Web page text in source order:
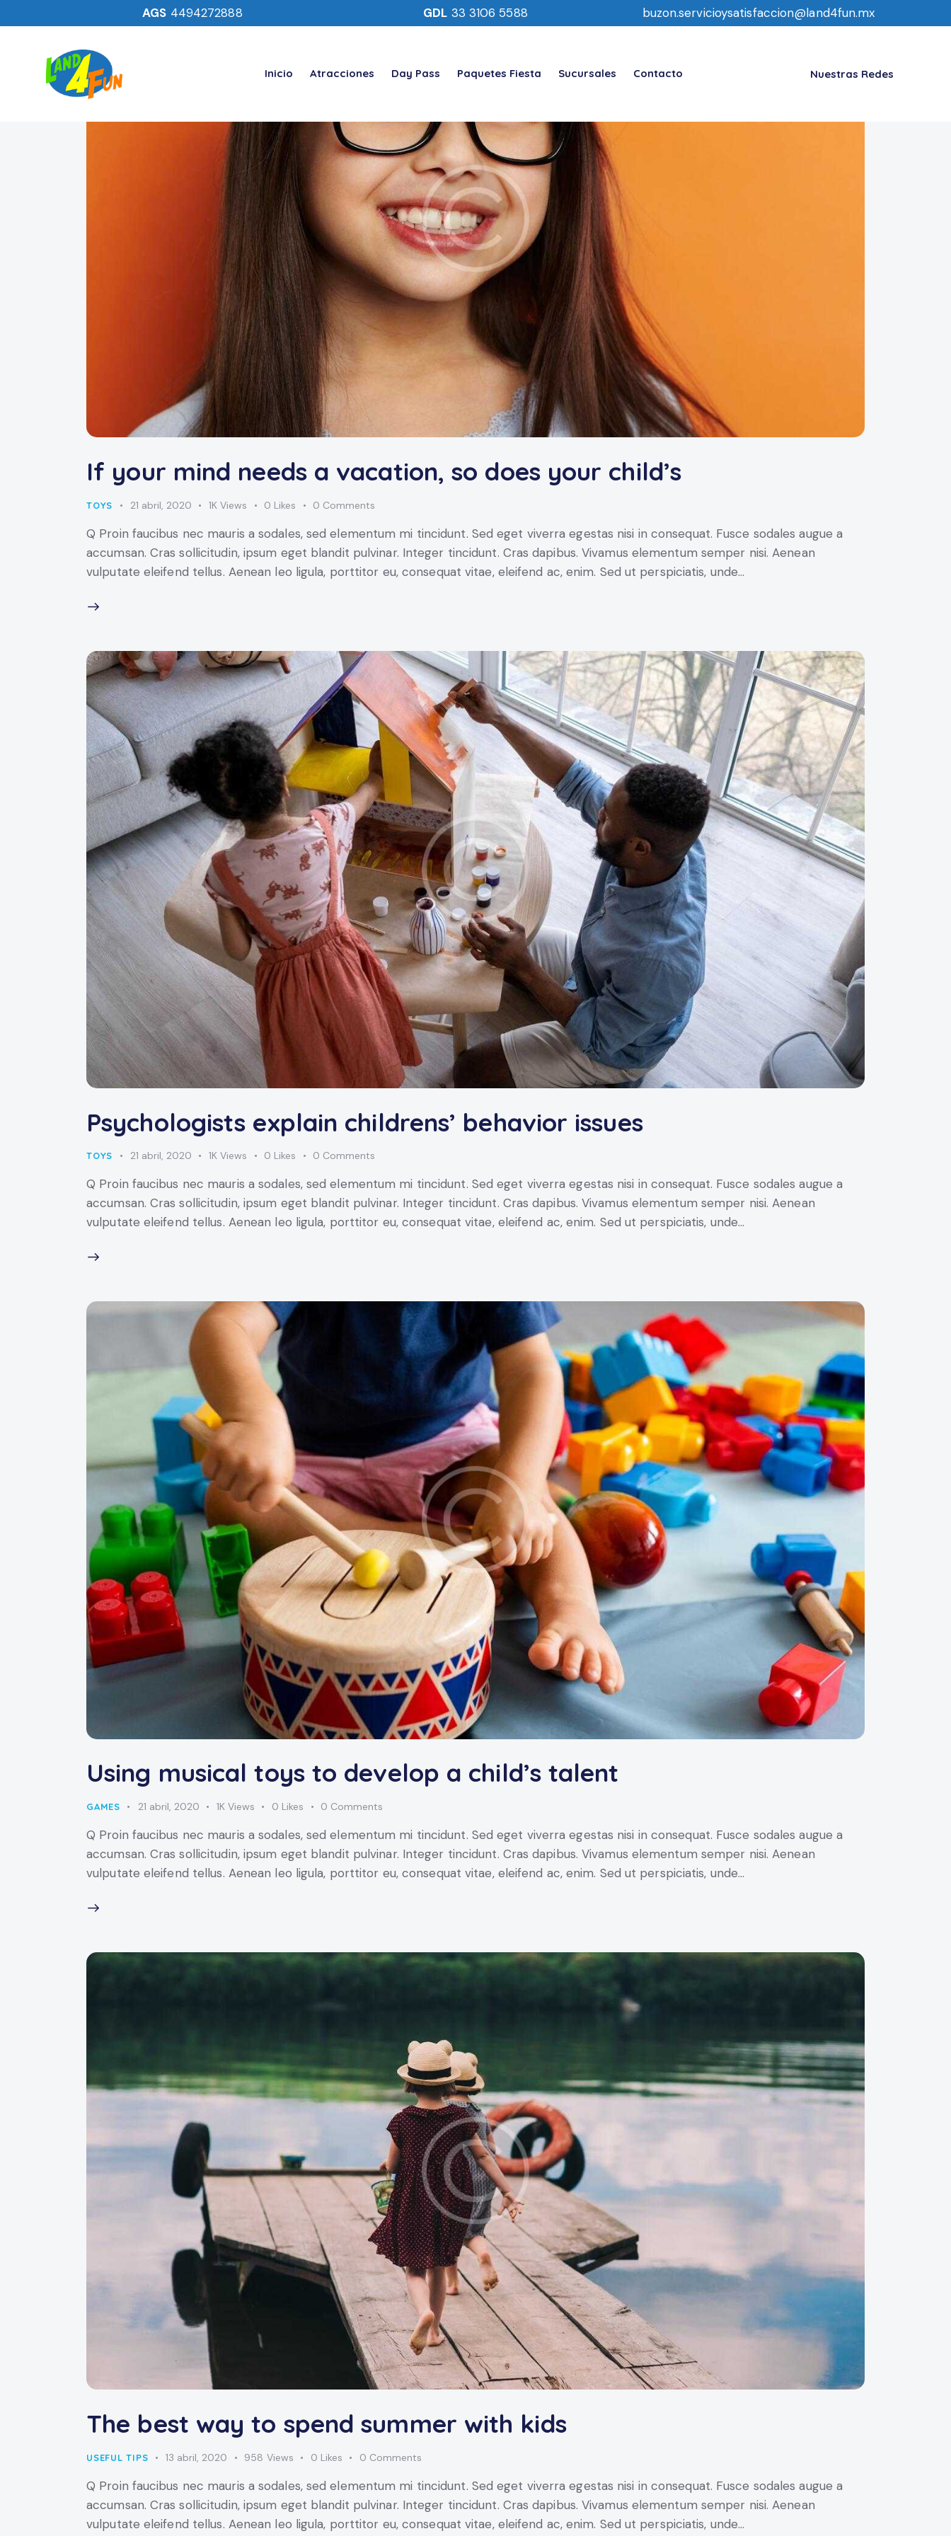
AGS 4494272888 GDL 33 3106 5588 buzon.servicioysatisfaccion@land4fun.mx
Inicio Atracciones Day Pass Paquetes Fiesta Sucursales Contacto Nuestras Redes
If your mind needs a vacation, so does your child’s
TOYS 21 abril, 2020 1K Views 0 Likes 0 Comments
Q Proin faucibus nec mauris a sodales, sed elementum mi tincidunt. Sed eget viverra egestas nisi in consequat. Fusce sodales augue a
accumsan. Cras sollicitudin, ipsum eget blandit pulvinar. Integer tincidunt. Cras dapibus. Vivamus elementum semper nisi. Aenean
vulputate eleifend tellus. Aenean leo ligula, porttitor eu, consequat vitae, eleifend ac, enim. Sed ut perspiciatis, unde…
Psychologists explain childrens’ behavior issues
TOYS 21 abril, 2020 1K Views 0 Likes 0 Comments
Q Proin faucibus nec mauris a sodales, sed elementum mi tincidunt. Sed eget viverra egestas nisi in consequat. Fusce sodales augue a
accumsan. Cras sollicitudin, ipsum eget blandit pulvinar. Integer tincidunt. Cras dapibus. Vivamus elementum semper nisi. Aenean
vulputate eleifend tellus. Aenean leo ligula, porttitor eu, consequat vitae, eleifend ac, enim. Sed ut perspiciatis, unde…
Using musical toys to develop a child’s talent
GAMES 21 abril, 2020 1K Views 0 Likes 0 Comments
Q Proin faucibus nec mauris a sodales, sed elementum mi tincidunt. Sed eget viverra egestas nisi in consequat. Fusce sodales augue a
accumsan. Cras sollicitudin, ipsum eget blandit pulvinar. Integer tincidunt. Cras dapibus. Vivamus elementum semper nisi. Aenean
vulputate eleifend tellus. Aenean leo ligula, porttitor eu, consequat vitae, eleifend ac, enim. Sed ut perspiciatis, unde…
The best way to spend summer with kids
USEFUL TIPS 13 abril, 2020 958 Views 0 Likes 0 Comments
Q Proin faucibus nec mauris a sodales, sed elementum mi tincidunt. Sed eget viverra egestas nisi in consequat. Fusce sodales augue a
accumsan. Cras sollicitudin, ipsum eget blandit pulvinar. Integer tincidunt. Cras dapibus. Vivamus elementum semper nisi. Aenean
vulputate eleifend tellus. Aenean leo ligula, porttitor eu, consequat vitae, eleifend ac, enim. Sed ut perspiciatis, unde…